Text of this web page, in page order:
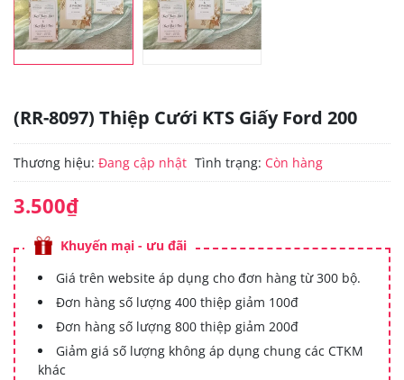
(RR-8097) Thiệp Cưới KTS Giấy Ford 200
Thương hiệu: Đang cập nhật Tình trạng: Còn hàng
3.500₫
Khuyến mại - ưu đãi
Giá trên website áp dụng cho đơn hàng từ 300 bộ.
Đơn hàng số lượng 400 thiệp giảm 100đ
Đơn hàng số lượng 800 thiệp giảm 200đ
Giảm giá số lượng không áp dụng chung các CTKM
khác